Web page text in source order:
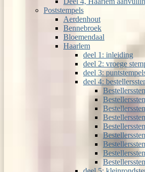
Poststempels
Aerdenhout
Bennebroek
Bloemendaal
Haarlem
deel 1: inleiding
deel 2: vroege
deel 3:
deel 4: